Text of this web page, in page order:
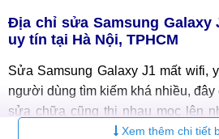
Địa chỉ sửa Samsung Galaxy
uy tín tại Hà Nội, TPHCM
Sửa Samsung Galaxy J1 mất wifi,
người dùng tìm kiếm khá nhiều,
sửa chữa cũng thi nhau mọc lên
chất lượng cũng như chế độ bảo
Xem thêm chi tiết